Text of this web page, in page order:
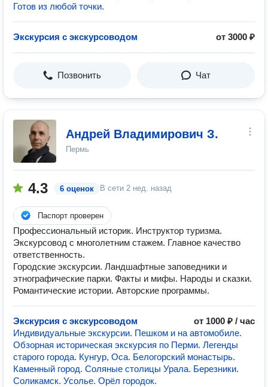
Готов из любой точки.
Экскурсия с экскурсоводом от 3000 ₽
Позвонить Чат
Андрей Владимирович З.
Пермь
4.3 6 оценок В сети 2 нед. назад
Паспорт проверен
Профессиональный историк. Инструктор туризма.
Экскурсовод с многолетним стажем. Главное качество
ответственность.
Городские экскурсии. Ландшафтные заповедники и
этнографические парки. Факты и мифы. Народы и сказки.
Романтические истории. Авторские программы.
Экскурсия с экскурсоводом
от 1000 ₽ / час
Индивидуальные экскурсии. Пешком и на автомобиле.
Обзорная историческая экскурсия по Перми. Легенды
старого города. Кунгур, Оса. Белогорский монастырь.
Каменный город. Соляные столицы Урала. Березники.
Соликамск. Усолье. Орёл городок.